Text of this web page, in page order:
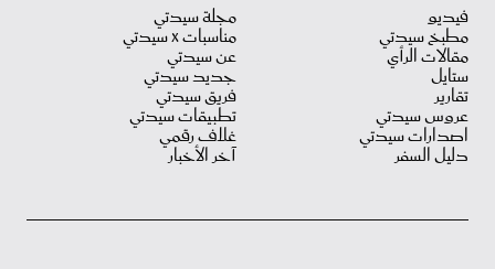
فيديو
مطبخ سيدتي
مقالات الرأي
ستايل
تقارير
عروس سيدتي
اصدارات سيدتي
دليل السفر
مجلة سيدتي
مناسبات X سيدتي
عن سيدتي
جديد سيدتي
فريق سيدتي
تطبيقات سيدتي
غلاف رقمي
آخر الأخبار